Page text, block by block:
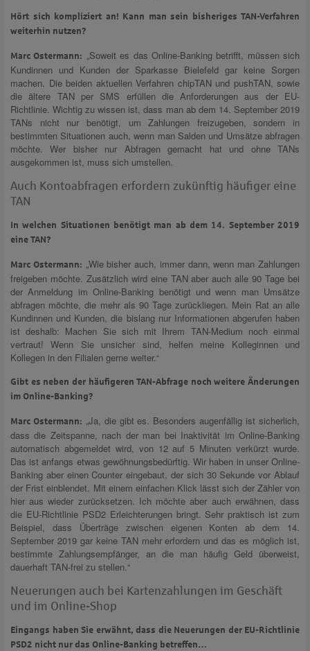
Hört sich kompliziert an! Kann man sein bisheriges TAN-Verfahren
weiterhin nutzen?
Marc Ostermann: „Soweit es das Online-Banking betrifft, müssen sich
Kundinnen und Kunden der Sparkasse Bielefeld gar keine Sorgen
machen. Die beiden aktuellen Verfahren chipTAN und pushTAN, sowie
die ältere TAN per SMS erfüllen die Anforderungen aus der EU-
Richtlinie. Wichtig zu wissen ist, dass man ab dem 14. September 2019
TANs nicht nur benötigt, um Zahlungen freizugeben, sondern in
bestimmten Situationen auch, wenn man Salden und Umsätze abfragen
möchte. Wer bisher nur Abfragen gemacht hat und ohne TANs
ausgekommen ist, muss sich umstellen.
Auch Kontoabfragen erfordern zukünftig häufiger eine
TAN
In welchen Situationen benötigt man ab dem 14. September 2019
eine TAN?
Marc Ostermann: „Wie bisher auch, immer dann, wenn man Zahlungen
freigeben möchte. Zusätzlich wird eine TAN aber auch alle 90 Tage bei
der Anmeldung im Online-Banking benötigt und wenn man Umsätze
abfragen möchte, die mehr als 90 Tage zurückliegen. Mein Rat an alle
Kundinnen und Kunden, die bislang nur Informationen abgerufen haben
ist deshalb: Machen Sie sich mit Ihrem TAN-Medium noch einmal
vertraut! Wenn Sie unsicher sind, helfen meine Kolleginnen und
Kollegen in den Filialen gerne weiter.“
Gibt es neben der häufigeren TAN-Abfrage noch weitere Änderungen
im Online-Banking?
Marc Ostermann: „Ja, die gibt es. Besonders augenfällig ist sicherlich,
dass die Zeitspanne, nach der man bei Inaktivität im Online-Banking
automatisch abgemeldet wird, von 12 auf 5 Minuten verkürzt wurde.
Das ist anfangs etwas gewöhnungsbedürftig. Wir haben in unser Online-
Banking aber einen Counter eingebaut, der sich 30 Sekunde vor Ablauf
der Frist einblendet. Mit einem einfachen Klick lässt sich der Zähler von
hier aus wieder zurücksetzen. Ich möchte aber auch erwähnen, dass
die EU-Richtlinie PSD2 Erleichterungen bringt. Sehr praktisch ist zum
Beispiel, dass Überträge zwischen eigenen Konten ab dem 14.
September 2019 gar keine TAN mehr erfordern und das es möglich ist,
bestimmte Zahlungsempfänger, an die man häufig Geld überweist,
dauerhaft TAN-frei zu stellen.“
Neuerungen auch bei Kartenzahlungen im Geschäft
und im Online-Shop
Eingangs haben Sie erwähnt, dass die Neuerungen der EU-Richtlinie
PSD2 nicht nur das Online-Banking betreffen…